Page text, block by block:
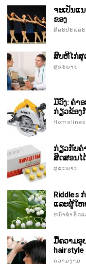
ຈະເປັນແ
ຂອງ
ສິລະປະແລະ
ສົບຫີໄກ່ສຸ
ສຸຂະພາບ
ມືວົງ: ຄໍາ
ກ່ຽວຂ້ອງ
ກ່ຽວກັບຄໍ
ສິດສອນໄ
ສຸຂະພາບ
Riddles
ແລະຜູ້ໃຫ
ຫນ້າທໍາອິດ
ມື້ຄວາມອຸ
hairstyle
ຄວາມງາມ